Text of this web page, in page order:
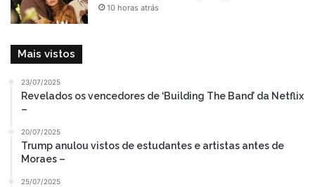
10 horas atrás
Mais vistos
23/07/2025
Revelados os vencedores de ‘Building The Band’ da Netflix
–
20/07/2025
Trump anulou vistos de estudantes e artistas antes de
Moraes –
25/07/2025